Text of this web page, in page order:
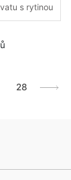
s rytinou
vyrobené
28